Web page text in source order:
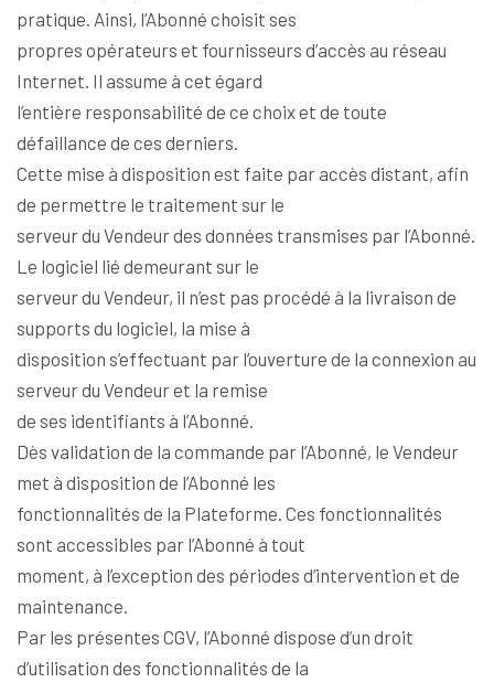
pratique. Ainsi, l’Abonné choisit ses
propres opérateurs et fournisseurs d’accès au réseau
Internet. Il assume à cet égard
l’entière responsabilité de ce choix et de toute
défaillance de ces derniers.
Cette mise à disposition est faite par accès distant, afin
de permettre le traitement sur le
serveur du Vendeur des données transmises par l’Abonné.
Le logiciel lié demeurant sur le
serveur du Vendeur, il n’est pas procédé à la livraison de
supports du logiciel, la mise à
disposition s’effectuant par l’ouverture de la connexion au
serveur du Vendeur et la remise
de ses identifiants à l’Abonné.
Dès validation de la commande par l’Abonné, le Vendeur
met à disposition de l’Abonné les
fonctionnalités de la Plateforme. Ces fonctionnalités
sont accessibles par l’Abonné à tout
moment, à l’exception des périodes d’intervention et de
maintenance.
Par les présentes CGV, l’Abonné dispose d’un droit
d’utilisation des fonctionnalités de la